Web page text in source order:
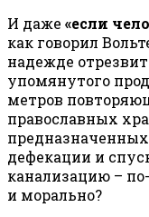
И даже «если
как говорил
надежде
упомянутого
метров
православных
дефекации и
канализацию –
и морально?